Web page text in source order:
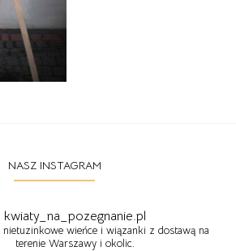
NASZ INSTAGRAM
kwiaty_na_pozegnanie.pl
wieńce i wiązanki z dostawą na
terenie Warszawy i okolic.